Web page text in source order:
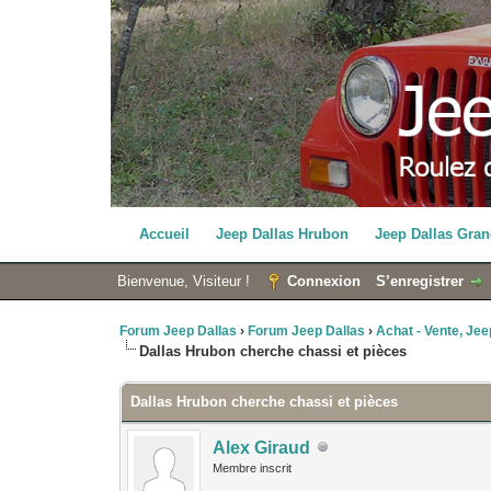
Accueil Jeep Dallas Hrubon Jeep Dallas
Bienvenue, Visiteur ! Connexion S’enregistrer
Forum Jeep Dallas ›Forum Jeep Dallas ›Achat - Vente,
Dallas Hrubon cherche chassi et pièces
Dallas Hrubon cherche chassi et pièces
Alex Giraud
Membre inscrit